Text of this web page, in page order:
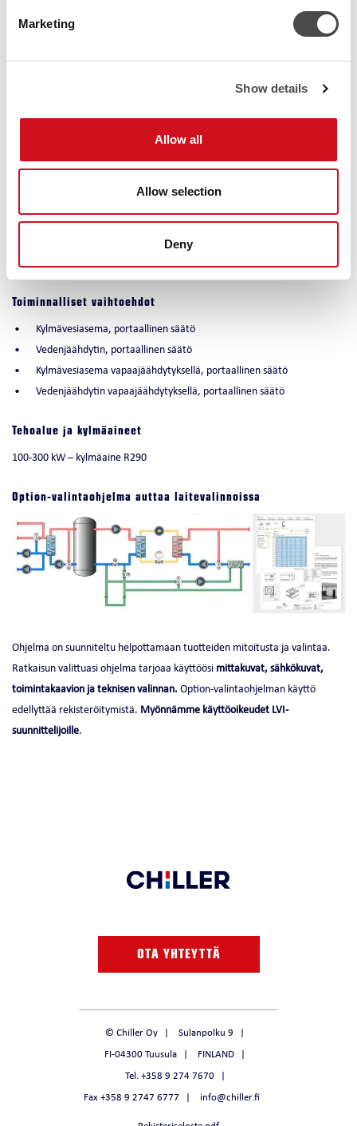
Marketing
Show details
Allow all
Allow selection
Deny
integroidusta käyttöliittymästä. Tämä yksinkertaistaa laitteen käyttöä sekä
väliainetta suoraa kuivatuspatterissa. Ratkaisulla saavutetaan useita
NovaArctic290 voidaan varustaa vapaajäähdytyksellä, joka vähentää
koneellisen jäähdytyksen käyttöaikaa tuoden huomattavaa
energiasäästöä.
Toiminnalliset vaihtoehdot
Kylmävesiasema, portaallinen säätö
Vedenjäähdytin, portaallinen säätö
Kylmävesiasema vapaajäähdytyksellä, portaallinen säätö
Vedenjäähdytin vapaajäähdytyksellä, portaallinen säätö
Tehoalue ja kylmäaineet
100-300 kW – kylmäaine R290
Option-valintaohjelma auttaa laitevalinnoissa
Ohjelma on suunniteltu helpottamaan tuotteiden mitoitusta ja valintaa.
Ratkaisun valittuasi ohjelma tarjoaa käyttöösi mittakuvat, sähkökuvat,
toimintakaavion ja teknisen valinnan. Option-valintaohjelman käyttö
edellyttää rekisteröitymistä. Myönnämme käyttöoikeudet LVI-
suunnittelijoille.
OTA YHTEYTTÄ
© Chiller Oy
Sulanpolku 9
FI-04300 Tuusula
FINLAND
Tel. +358 9 274 7670
Fax +358 9 2747 6777
info@chiller.fi